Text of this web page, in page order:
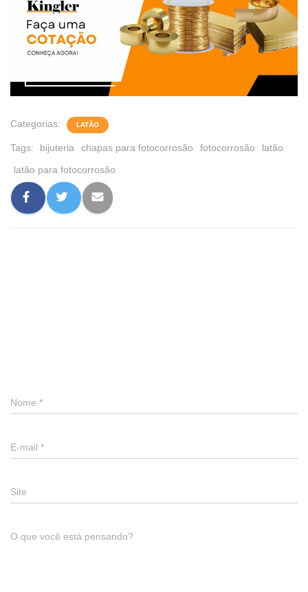
Categorias: LATÃO
Tags: bijuteria chapas para fotocorrosão fotocorrosão
latão
latão para fotocorrosão
Nome *
E-mail *
Site
O que você está pensando?